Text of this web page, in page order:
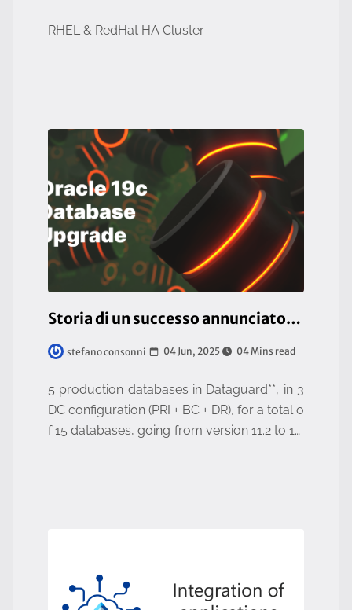
RHEL & RedHat HA Cluster
Storia di un successo annunciato: un upgrade epocale portato a termine!
stefano consonni 04 Jun, 2025 04 Mins read
5 production databases in Dataguard**, in 3
DC configuration (PRI + BC + DR), for a total o
f 15 databases, going from version 11.2 to 19.